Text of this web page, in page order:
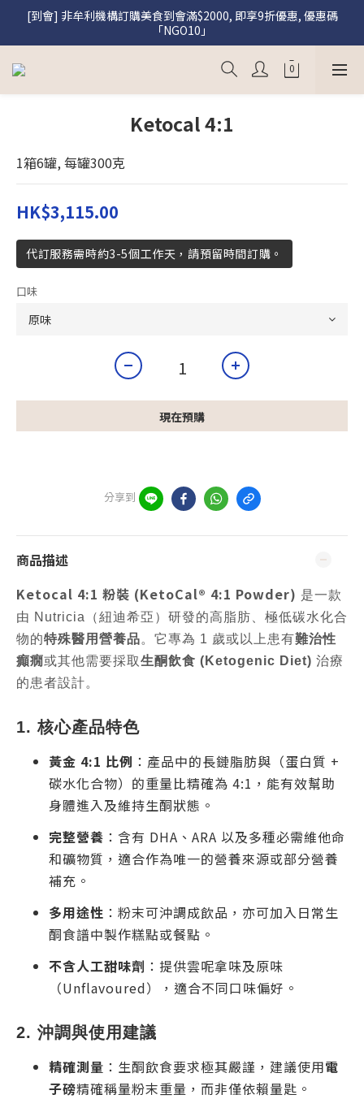
[盛饌] 註冊會員購買盛饌即享95折優惠
[到會] 非牟利機構訂購美食到會滿$2000, 即享9折優惠, 優惠碼
「NGO10」
[盛饌] 註冊會員購買盛饌即享95折優惠
Ketocal 4:1
1箱6罐, 每罐300克
HK$3,115.00
代訂服務需時約3-5個工作天，請預留時間訂購。
口味
現在預購
分享到
商品描述
Ketocal 4:1 粉裝 (KetoCal® 4:1 Powder) 是一款
由 Nutricia（紐迪希亞）研發的高脂肪、極低碳水化合
物的特殊醫用營養品。它專為 1 歲或以上患有難治性
癲癇或其他需要採取生酮飲食 (Ketogenic Diet) 治療
的患者設計。
1. 核心產品特色
黃金 4:1 比例 ：產品中的長鏈脂肪與（蛋白質 +
碳水化合物）的重量比精確為 4:1，能有效幫助
身體進入及維持生酮狀態。
完整營養 ：含有 DHA、ARA 以及多種必需維他命
和礦物質，適合作為唯一的營養來源或部分營養
補充。
多用途性 ：粉末可沖調成飲品，亦可加入日常生
酮食譜中製作糕點或餐點。
不含人工甜味劑 ：提供雲呢拿味及原味
（Unflavoured），適合不同口味偏好。
2. 沖調與使用建議
精確測量 ：生酮飲食要求極其嚴謹，建議使用電
子磅精確稱量粉末重量，而非僅依賴量匙。